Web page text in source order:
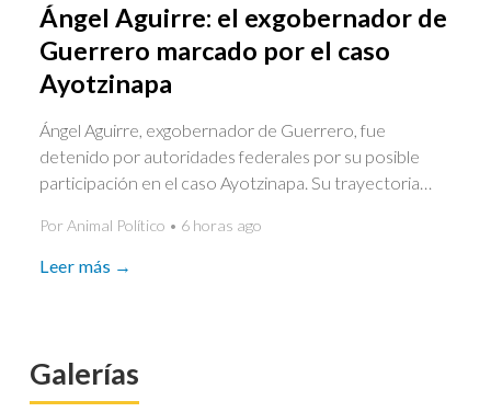
Ángel Aguirre: el exgobernador de
Guerrero marcado por el caso
Ayotzinapa
Ángel Aguirre, exgobernador de Guerrero, fue
detenido por autoridades federales por su posible
participación en el caso Ayotzinapa. Su trayectoria…
Por Animal Político • 6 horas ago
Leer más →
Galerías